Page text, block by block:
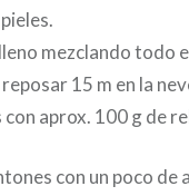
mezclando todo
15 m en la
con aprox. 100 g de
con un poco de